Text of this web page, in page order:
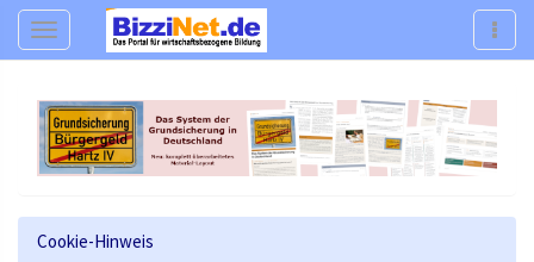
Navigation
Cookie-Hinweis